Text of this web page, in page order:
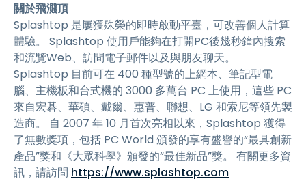
關於飛濺頂
Splashtop 是屢獲殊榮的即時啟動平臺，可改善個人計算
體驗。 Splashtop 使用戶能夠在打開PC後幾秒鐘內搜索
和流覽Web、訪問電子郵件以及與朋友聊天。
Splashtop 目前可在 400 種型號的上網本、筆記型電
腦、主機板和台式機的 3000 多萬台 PC 上使用，這些 PC
來自宏碁、華碩、戴爾、惠普、聯想、LG 和索尼等領先製
造商。 自 2007 年 10 月首次亮相以來，Splashtop 獲得
了無數獎項，包括 PC World 頒發的享有盛譽的“最具創新
產品”獎和《大眾科學》頒發的“最佳新品”獎。 有關更多資
訊，請訪問 https://www.splashtop.com